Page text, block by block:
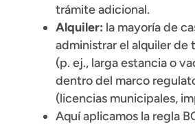
trámite adicional.
Alquiler: la mayoría de
administrar el alquiler de
(p. ej., larga estancia o
dentro del marco
(licencias municipales,
Aquí aplicamos la regla